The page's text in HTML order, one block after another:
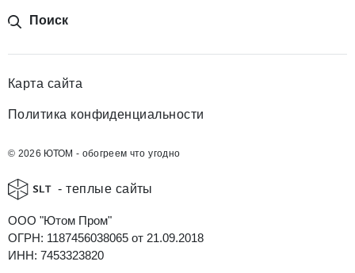
Поиск
Карта сайта
Политика конфиденциальности
© 2026 ЮТОМ - обогреем что угодно
- теплые сайты
ООО "Ютом Пром"
ОГРН: 1187456038065 от 21.09.2018
ИНН: 7453323820